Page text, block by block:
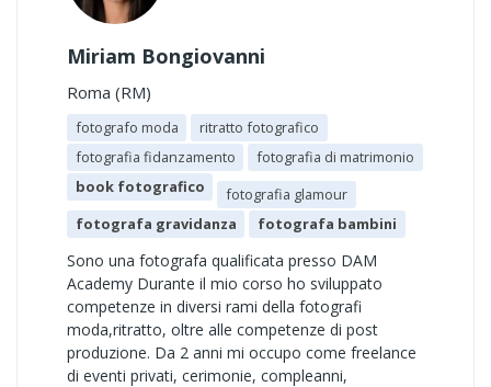
Miriam Bongiovanni
Roma (RM)
fotografo moda
ritratto fotografico
fotografia fidanzamento
fotografia di matrimonio
book fotografico
fotografia glamour
fotografa gravidanza
fotografa bambini
Sono una fotografa qualificata presso DAM
Academy Durante il mio corso ho sviluppato
competenze in diversi rami della fotografi
moda,ritratto, oltre alle competenze di post
produzione. Da 2 anni mi occupo come freelance
di eventi privati, cerimonie, compleanni,